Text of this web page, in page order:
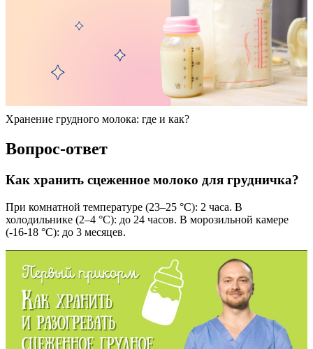
Хранение грудного молока: где и как?
Вопрос-ответ
Как хранить сцеженное молоко для грудничка?
При комнатной температуре (23–25 °C): 2 часа. В
холодильнике (2–4 °C): до 24 часов. В морозильной камере
(-16-18 °C): до 3 месяцев.